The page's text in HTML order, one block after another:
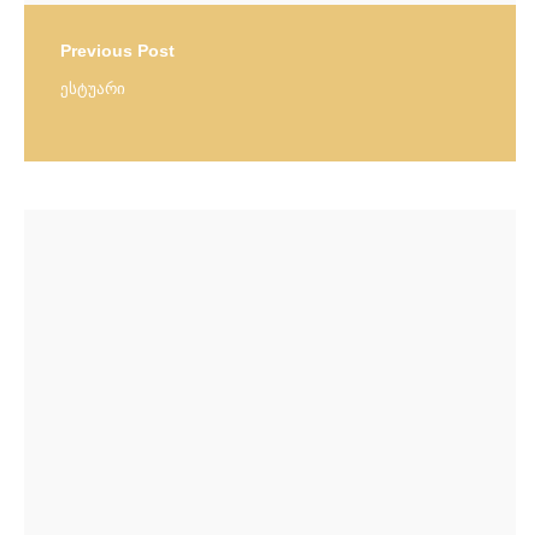
Previous Post
ესტუარი